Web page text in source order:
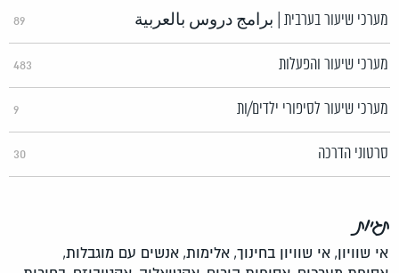
מערכי שיעור בערבית | برامج دروس بالعربية 89
מערכי שיעור והפעלות 483
מערכי שיעור לסיפורי ילדים/ות 9
סרטוני הדרכה 30
תגיות
אי שוויון, אי שוויון בחינוך, אלימות, אנשים עם מוגבלות,